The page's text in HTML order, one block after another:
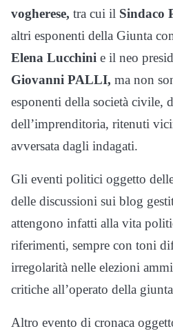
vogherese, tra cui il Sindaco
altri esponenti della Giunta
Elena Lucchini e il neo
Giovanni PALLI, ma non
esponenti della società civile,
dell’imprenditoria, ritenuti
avversata dagli indagati.
Gli eventi politici oggetto
delle discussioni sui blog
attengono infatti alla vita
riferimenti, sempre con toni
irregolarità nelle elezioni
critiche all’operato della
Altro evento di cronaca